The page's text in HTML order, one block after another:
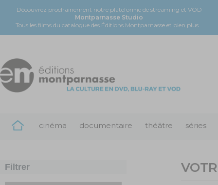
Découvrez prochainement notre plateforme de streaming et VOD
Montparnasse Studio
Tous les films du catalogue des Éditions Montparnasse et bien plus...
cinéma documentaire théâtre séries
Filtrer